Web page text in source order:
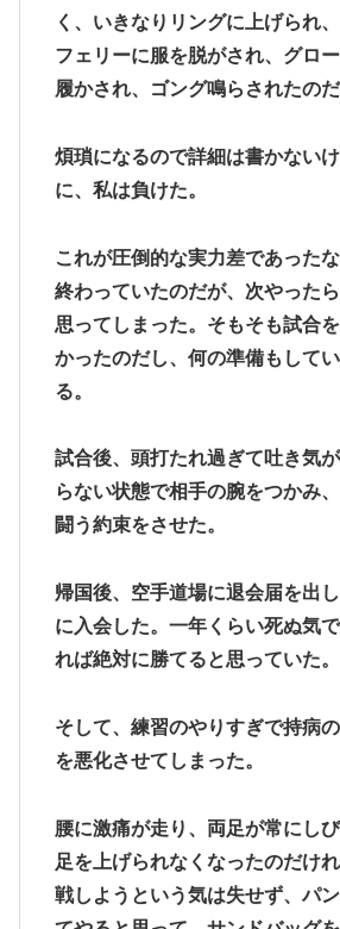
く、いきなりリングに上げられ
フェリーに服を脱がされ、グロ
履かされ、ゴング鳴らされたのだ
煩瑣になるので詳細は書かない
に、私は負けた。
これが圧倒的な実力差であった
終わっていたのだが、次やった
思ってしまった。そもそも試合
かったのだし、何の準備もして
る。
試合後、頭打たれ過ぎて吐き気
らない状態で相手の腕をつかみ
闘う約束をさせた。
帰国後、空手道場に退会届を出
に入会した。一年くらい死ぬ気
れば絶対に勝てると思っていた。
そして、練習のやりすぎで持病
を悪化させてしまった。
腰に激痛が走り、両足が常にしび
足を上げられなくなったのだけ
戦しようという気は失せず、パ